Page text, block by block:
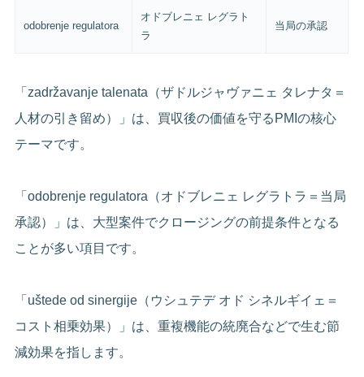
odobrenje regulatora
オドブレニェ レグラト
ラ
当局の承認
「zadržavanje talenata（ザドルジャヴァニェ タレナタ＝
人材の引き留め）」は、買収後の価値を守るPMIの核心
テーマです。
「odobrenje regulatora（オドブレニェ レグラトラ＝当局
承認）」は、大型案件でクロージングの前提条件となる
ことが多い項目です。
「uštede od sinergije（ウシュテデ オド シネルギイェ＝
コスト相乗効果）」は、重複機能の統廃合などで生む節
減効果を指します。